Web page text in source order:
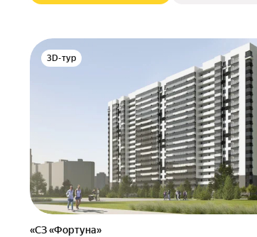
3D-тур
«СЗ «Фортуна»